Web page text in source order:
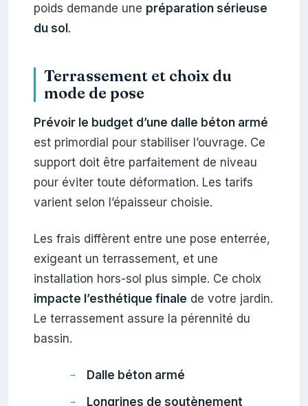
poids demande une préparation sérieuse
du sol.
Terrassement et choix du
mode de pose
Prévoir le budget d’une dalle béton armé
est primordial pour stabiliser l’ouvrage. Ce
support doit être parfaitement de niveau
pour éviter toute déformation. Les tarifs
varient selon l’épaisseur choisie.
Les frais diffèrent entre une pose enterrée,
exigeant un terrassement, et une
installation hors-sol plus simple. Ce choix
impacte l’esthétique finale de votre jardin.
Le terrassement assure la pérennité du
bassin.
Dalle béton armé
Longrines de soutènement